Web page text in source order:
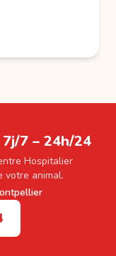
7 – 24h/24
Hospitalier
votre animal.